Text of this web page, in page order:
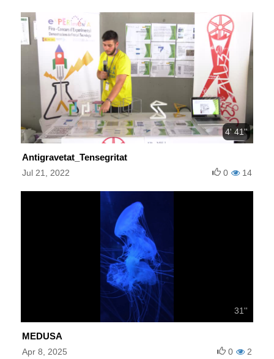
4' 41''
Antigravetat_Tensegritat
Jul 21, 2022 14
0
31''
MEDUSA
Apr 8, 2025 2
0